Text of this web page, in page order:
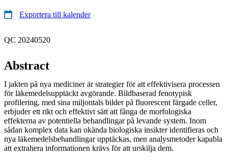
Exportera till kalender
QC 20240520
Abstract
I jakten på nya mediciner är strategier för att effektivisera processen
för läkemedelsupptäckt avgörande. Bildbaserad fenotypisk
profilering, med sina miljontals bilder på fluorescent färgade celler,
erbjuder ett rikt och effektivt sätt att fånga de morfologiska
effekterna av potentiella behandlingar på levande system. Inom
sådan komplex data kan okända biologiska insikter identifieras och
nya läkemedelsbehandlingar upptäckas, men analysmetoder kapabla
att extrahera informationen krävs för att urskilja dem.